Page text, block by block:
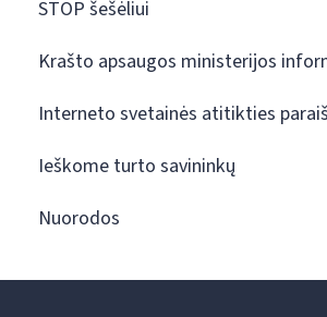
STOP šešėliui
Krašto apsaugos ministerijos
Interneto svetainės atitikties
Ieškome turto savininkų
Nuorodos